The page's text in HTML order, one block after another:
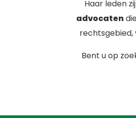
Haar leden
advocaten
Bent u op